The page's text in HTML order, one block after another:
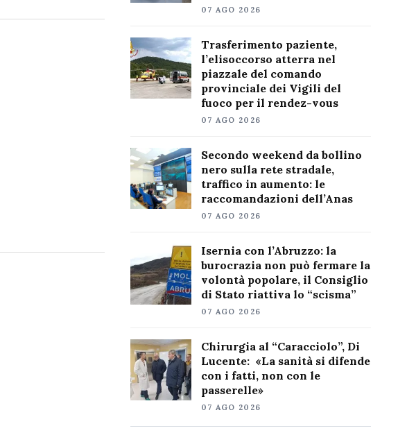
07 AGO 2026
Trasferimento paziente,
l’elisoccorso atterra nel
piazzale del comando
provinciale dei Vigili del
fuoco per il rendez-vous
07 AGO 2026
Secondo weekend da bollino
nero sulla rete stradale,
traffico in aumento: le
raccomandazioni dell’Anas
07 AGO 2026
Isernia con l’Abruzzo: la
burocrazia non può fermare la
volontà popolare, il Consiglio
di Stato riattiva lo “scisma”
07 AGO 2026
Chirurgia al “Caracciolo”, Di
Lucente: «La sanità si difende
con i fatti, non con le
passerelle»
07 AGO 2026